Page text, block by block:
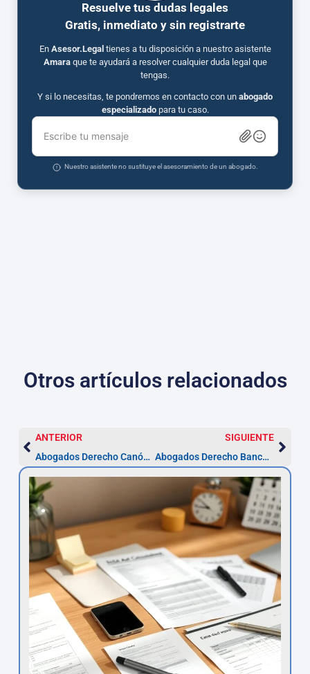
Resuelve tus dudas legales
Gratis, inmediato y sin registrarte
En Asesor.Legal tienes a tu disposición a nuestro asistente
Amaraque te ayudará a resolver cualquier duda legal que
tengas.
Y si lo necesitas, te pondremos en contacto con un abogado
especializadopara tu caso.
Escribe tu mensaje
Nuestro asistente no sustituye el asesoramiento de un abogado.
Otros artículos relacionados
ANTERIOR
Abogados Derecho Canónico Teruel — Nulidad matrimonial
SIGUIENTE
Abogados Derecho Bancario en Teruel | Asesor.Legal